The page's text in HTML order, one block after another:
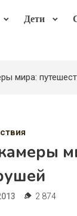
Дети
мира:
2 874